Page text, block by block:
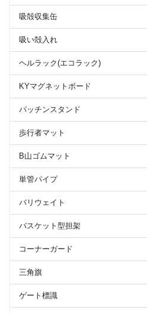
吸殻収集缶
吸い殻入れ
ヘルラック(エコラック)
KYマグネットボード
パッチンスタンド
歩行者マット
B山ゴムマット
単管パイプ
バリウェイト
バスケット型担架
コーナーガード
三角旗
ゲート標識